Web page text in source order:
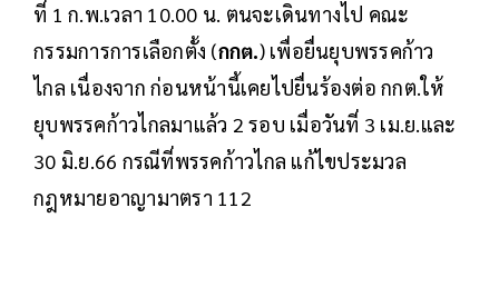
ที่ 1 ก.พ.เวลา 10.00 น. ตนจะเดินทางไป คณะ
กรรมการการเลือกตั้ง (กกต.) เพื่อยื่นยุบพรรคก้าว
ไกล เนื่องจาก ก่อนหน้านี้เคยไปยื่นร้องต่อ กกต.ให้
ยุบพรรคก้าวไกลมาแล้ว 2 รอบ เมื่อวันที่ 3 เม.ย.และ
30 มิ.ย.66 กรณีที่พรรคก้าวไกล แก้ไขประมวล
กฎหมายอาญามาตรา 112